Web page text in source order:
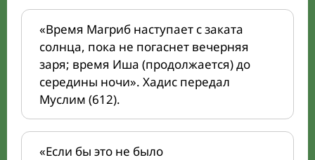
«Время Магриб наступает с заката
солнца, пока не погаснет вечерняя
заря; время Иша (продолжается) до
середины ночи». Хадис передал
Муслим (612).
«Если бы это не было